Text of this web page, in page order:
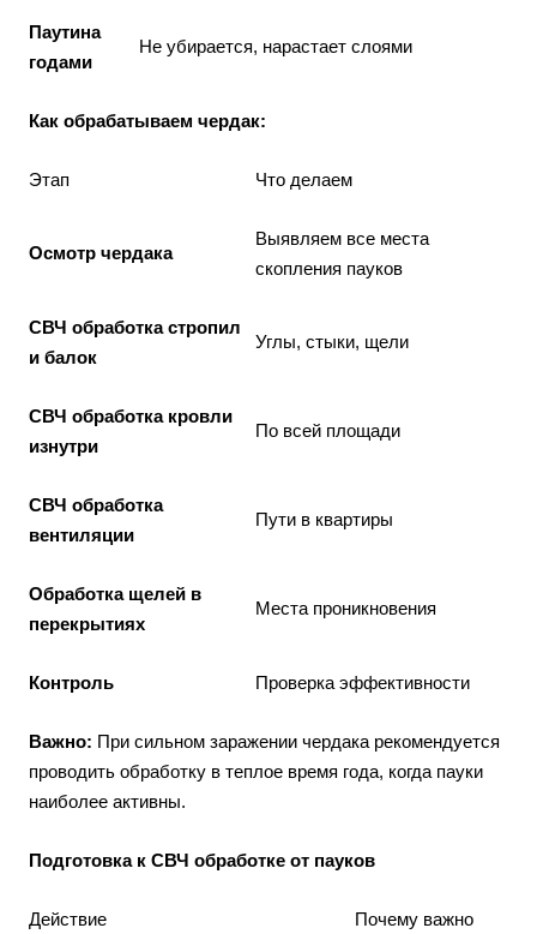
Паутина
годами
Не убирается, нарастает слоями
Как обрабатываем чердак:
Этап Что делаем
Осмотр чердака
Выявляем все места
скопления пауков
СВЧ обработка стропил
и балок
Углы, стыки, щели
СВЧ обработка кровли
изнутри
По всей площади
СВЧ обработка
вентиляции
Пути в квартиры
Обработка щелей в
перекрытиях
Места проникновения
Контроль Проверка эффективности
Важно: При сильном заражении чердака рекомендуется
проводить обработку в теплое время года, когда пауки
наиболее активны.
Подготовка к СВЧ обработке от пауков
Действие Почему важно